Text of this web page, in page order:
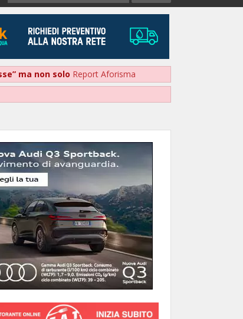
ma non solo Report Aforisma